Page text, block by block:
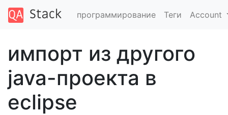
программирование Теги Account
импорт из другого
java-проекта в
eclipse